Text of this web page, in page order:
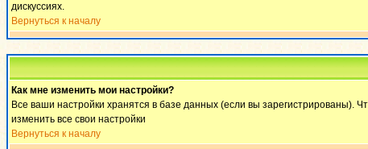
дискуссиях.
Вернуться к началу
Как мне изменить мои настройки?
Все ваши настройки хранятся в базе данных (если вы зарегистрированы).
изменить все свои настройки
Вернуться к началу